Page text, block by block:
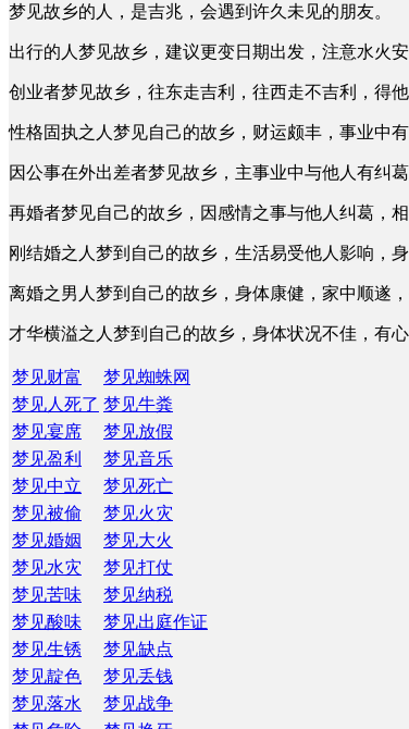
梦见故乡的人，是吉兆，会遇到许久未见的朋友。
出行的人梦见故乡，建议更变日期出发，注意水火安
创业者梦见故乡，往东走吉利，往西走不吉利，得
性格固执之人梦见自己的故乡，财运颇丰，事业中
因公事在外出差者梦见故乡，主事业中与他人有纠葛
再婚者梦见自己的故乡，因感情之事与他人纠葛，相
刚结婚之人梦到自己的故乡，生活易受他人影响，
离婚之男人梦到自己的故乡，身体康健，家中顺遂，
才华横溢之人梦到自己的故乡，身体状况不佳，有
梦见财富
梦见蜘蛛网
梦见人死了 梦见牛粪
梦见宴席
梦见放假
梦见盈利
梦见音乐
梦见中立
梦见死亡
梦见被偷
梦见火灾
梦见婚姻
梦见大火
梦见水灾
梦见打仗
梦见苦味
梦见纳税
梦见酸味
梦见出庭作证
梦见生锈
梦见缺点
梦见靛色
梦见丢钱
梦见落水
梦见战争